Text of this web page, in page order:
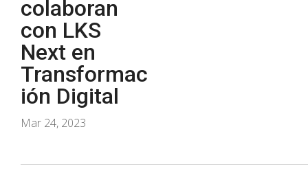
colaboran
con LKS
Next en
Transformac
ión Digital
Mar 24, 2023